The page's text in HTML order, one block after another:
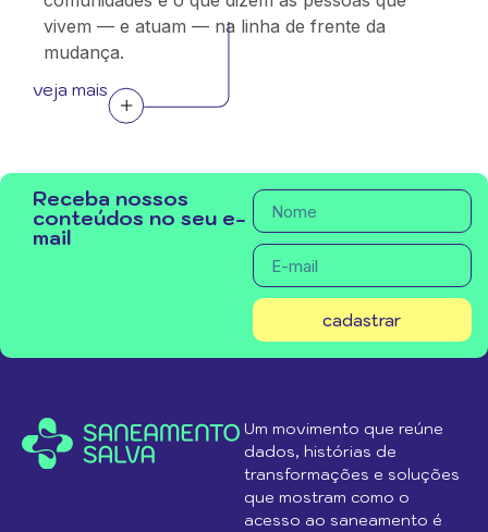
vivem — e atuam — na linha de frente da
mudança.
veja mais
Receba nossos
conteúdos no seu e-
mail
cadastrar
Um movimento que reúne
dados, histórias de
transformações e soluções
que mostram como o
acesso ao saneamento é